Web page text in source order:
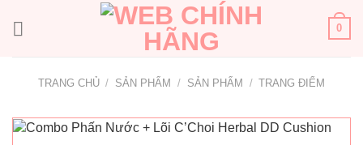
qua
0
TRANG CHỦ / SẢN PHẨM / SẢN PHẨM / TRANG ĐIỂM